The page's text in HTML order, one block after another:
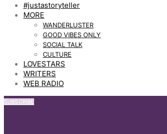
#justastoryteller
MORE
WANDERLUSTER
GOOD VIBES ONLY
SOCIAL TALK
CULTURE
LOVESTARS
WRITERS
WEB RADIO
SUBSCRIBE